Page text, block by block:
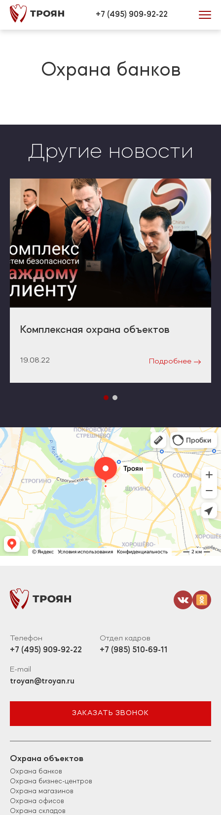
Verification: 446efd34bb0772be
+7 (495) 909-92-22
Охрана банков
Другие новости
Комплексная охрана объектов
19.08.22 Подробнее
Телефон
+7 (495) 909-92-22
Отдел кадров
+7 (985) 510-69-11
E-mail
troyan@troyan.ru
ЗАКАЗАТЬ ЗВОНОК
Охрана объектов
Охрана банков
Охрана бизнес-центров
Охрана магазинов
Охрана офисов
Охрана складов